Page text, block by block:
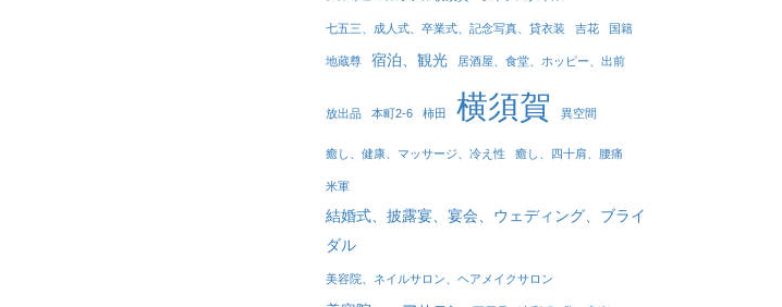
七五三、成人式、卒業式、記念写真、貸衣装 吉花 国籍
地蔵尊 宿泊、観光 居酒屋、食堂、ホッピー、出前
放出品 本町2-6 柿田 横須賀 異空間
癒し、健康、マッサージ、冷え性 癒し、四十肩、腰痛
米軍
結婚式、披露宴、宴会、ウェディング、ブライ
ダル
美容院、ネイルサロン、ヘアメイクサロン